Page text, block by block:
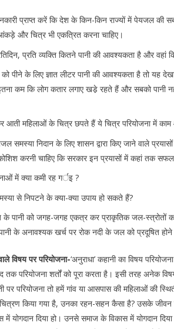
प्राप्त करें कि देश के किन-किन राज्यों में पेयजल की
और चित्र भी एकत्रित करना चाहिए।
प्रति व्यक्ति कितने पानी की आवश्यकता है और वहां
को पीने के लिए ज्ञात लीटर पानी की आवश्यकता है तो यह
कम कि लोग कतार लगाए खडे़ रहते हैं और सबको पानी
आती महिलाओं के चित्र छपते हैं ये चित्र परियोजना में
समस्या निदान के लिए शासन द्वारा किए जाने वाले प्रयासों
करनी चाहिए कि सरकार इन प्रयासों में कहां तक सफल
में क्या कमी रह गर्इ ?
से निपटने के क्या-क्या उपाय हो सकते हैं?
के पानी को जगह-जगह एकत्र कर प्राकृतिक जल-स्त्रोतों
के अनावश्यक खर्च पर रोक नदी के जल को प्रदूषित होने
विषय पर परियोजना-‘अनुराधा’ कहानी का विषय
तक परियोजना शर्तों को पूरा करता है। इसी तरह अनेक
पर परियोजना तो हमें गांव या आसपास की महिलाओं की
किया गया है, उनका रहन-सहन कैसा है? उसके जीवन
में योगदान दिया हो। उनसे समाज के विकास में योगदान